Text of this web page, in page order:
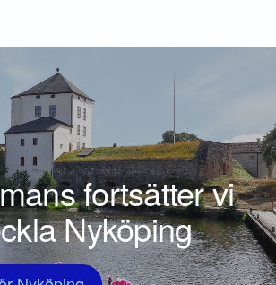
fortsätter vi
Nyköping